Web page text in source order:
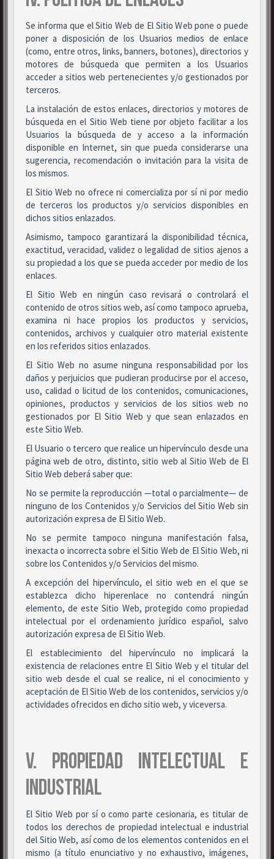
Se informa que el Sitio Web de El Sitio Web pone o puede
poner a disposición de los Usuarios medios de enlace
(como, entre otros, links, banners, botones), directorios y
motores de búsqueda que permiten a los Usuarios
acceder a sitios web pertenecientes y/o gestionados por
terceros.
La instalación de estos enlaces, directorios y motores de
búsqueda en el Sitio Web tiene por objeto facilitar a los
Usuarios la búsqueda de y acceso a la información
disponible en Internet, sin que pueda considerarse una
sugerencia, recomendación o invitación para la visita de
los mismos.
El Sitio Web no ofrece ni comercializa por sí ni por medio
de terceros los productos y/o servicios disponibles en
dichos sitios enlazados.
Asimismo, tampoco garantizará la disponibilidad técnica,
exactitud, veracidad, validez o legalidad de sitios ajenos a
su propiedad a los que se pueda acceder por medio de los
enlaces.
El Sitio Web en ningún caso revisará o controlará el
contenido de otros sitios web, así como tampoco aprueba,
examina ni hace propios los productos y servicios,
contenidos, archivos y cualquier otro material existente
en los referidos sitios enlazados.
El Sitio Web no asume ninguna responsabilidad por los
daños y perjuicios que pudieran producirse por el acceso,
uso, calidad o licitud de los contenidos, comunicaciones,
opiniones, productos y servicios de los sitios web no
gestionados por El Sitio Web y que sean enlazados en
este Sitio Web.
El Usuario o tercero que realice un hipervínculo desde una
página web de otro, distinto, sitio web al Sitio Web de El
Sitio Web deberá saber que:
No se permite la reproducción —total o parcialmente— de
ninguno de los Contenidos y/o Servicios del Sitio Web sin
autorización expresa de El Sitio Web.
No se permite tampoco ninguna manifestación falsa,
inexacta o incorrecta sobre el Sitio Web de El Sitio Web, ni
sobre los Contenidos y/o Servicios del mismo.
A excepción del hipervínculo, el sitio web en el que se
establezca dicho hiperenlace no contendrá ningún
elemento, de este Sitio Web, protegido como propiedad
intelectual por el ordenamiento jurídico español, salvo
autorización expresa de El Sitio Web.
El establecimiento del hipervínculo no implicará la
existencia de relaciones entre El Sitio Web y el titular del
sitio web desde el cual se realice, ni el conocimiento y
aceptación de El Sitio Web de los contenidos, servicios y/o
actividades ofrecidos en dicho sitio web, y viceversa.
V. PROPIEDAD INTELECTUAL E
INDUSTRIAL
El Sitio Web por sí o como parte cesionaria, es titular de
todos los derechos de propiedad intelectual e industrial
del Sitio Web, así como de los elementos contenidos en el
mismo (a título enunciativo y no exhaustivo, imágenes,